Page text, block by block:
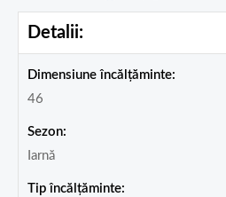
Detalii:
Dimensiune încălțăminte:
46
Sezon:
Iarnă
Tip încălțăminte: